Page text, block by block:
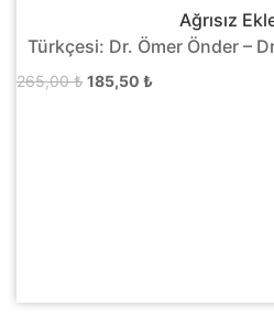
Ağrısız
Türkçesi: Dr. Ömer Önder –
265,00₺ Orijinal
185,50 ₺Şu